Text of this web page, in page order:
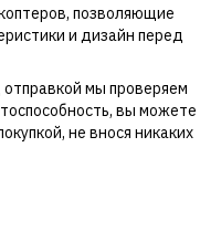
позволяющие
и дизайн перед
мы проверяем
вы можете
не внося никаких